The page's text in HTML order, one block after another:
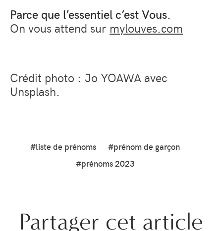
Parce que l’essentiel c’est Vous.
On vous attend sur mylouves.com
Crédit photo : Jo YOAWA avec
Unsplash.
#liste de prénoms
#prénom de garçon
#prénoms 2023
Partager cet article